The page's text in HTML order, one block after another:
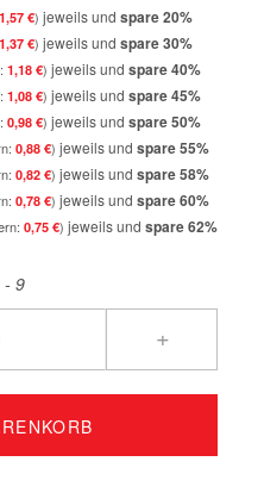
1,57 € jeweils und spare20%
1,37 € jeweils und spare30%
1,18 € jeweils und spare40%
1,08 € jeweils und spare45%
0,98 € jeweils und spare50%
0,88 € jeweils und spare55%
0,82 € jeweils und spare58%
0,78 € jeweils und spare60%
0,75 € jeweils und spare62%
- 9
+